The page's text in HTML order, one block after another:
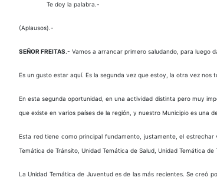
Te doy la palabra.-
(Aplausos).-
SEÑOR FREITAS.- Vamos a arrancar primero saludando, para luego
Es un gusto estar aquí. Es la segunda vez que estoy, la otra vez
En esta segunda oportunidad, en una actividad distinta pero muy
que existe en varios países de la región, y nuestro Municipio es una
Esta red tiene como principal fundamento, justamente, el
Temática de Tránsito, Unidad Temática de Salud, Unidad Temática
La Unidad Temática de Juventud es de las más recientes. Se creó